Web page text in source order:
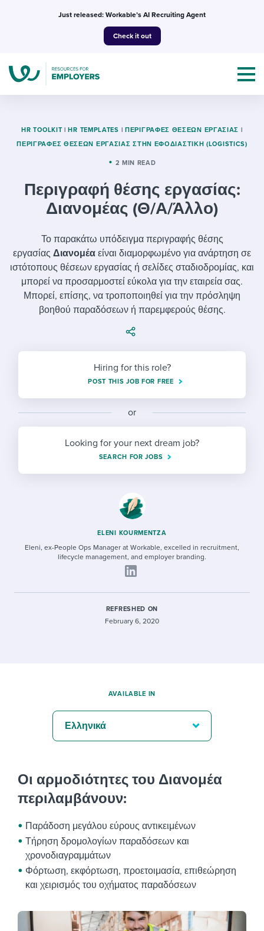
Just released: Workable’s AI Recruiting Agent
Check it out
Topics
Mobilizing AI in my work
Evaluating candidates
Working together with others
Ensuring compliance
Finding and attracting people
Establishing an employer brand
Digitizing work processes
Candidate/employee experiences
Templates & Guides
Job description templates
Interview question templates
Step-by-step tutorials
Free ebooks & reports
HR terms
Workable Academy
I’m a jobseeker
I WANT TO LEARN ABOUT...
Applying for a job
Interview process
Career development
Modern working life
Attend webinars & events
Workable customer stories
Explore Workable
Start a free trial
HR TOOLKIT | HR TEMPLATES | ΠΕΡΙΓΡΑΦΈΣ ΘΈΣΕΩΝ ΕΡΓΑΣΊΑΣ |
ΠΕΡΙΓΡΑΦΈΣ ΘΈΣΕΩΝ ΕΡΓΑΣΊΑΣ ΣΤΗΝ ΕΦΟΔΙΑΣΤΙΚΉ (LOGISTICS)
2 MIN READ
Περιγραφή θέσης εργασίας:
Διανομέας (Θ/Α/Άλλο)
Το παρακάτω υπόδειγμα περιγραφής θέσης
εργασίας Διανομέα είναι διαμορφωμένο για ανάρτηση σε
ιστότοπους θέσεων εργασίας ή σελίδες σταδιοδρομίας, και
μπορεί να προσαρμοστεί εύκολα για την εταιρεία σας.
Μπορεί, επίσης, να τροποποιηθεί για την πρόσληψη
βοηθού παραδόσεων ή παρεμφερούς θέσης.
Hiring for this role?
POST THIS JOB FOR FREE
or
Looking for your next dream job?
SEARCH FOR JOBS
ELENI KOURMENTZA
Eleni, ex-People Ops Manager at Workable, excelled in recruitment,
lifecycle management, and employer branding.
REFRESHED ON
February 6, 2020
Οι αρμοδιότητες του Διανομέα
περιλαμβάνουν:
Παράδοση μεγάλου εύρους αντικειμένων
Τήρηση δρομολογίων παραδόσεων και
χρονοδιαγραμμάτων
Φόρτωση, εκφόρτωση, προετοιμασία, επιθεώρηση
και χειρισμός του οχήματος παραδόσεων
AVAILABLE IN
Ελληνικά